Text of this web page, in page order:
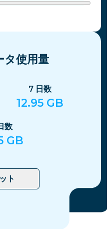
タ使用量
7 日数
12.95 GB
数
GB
ト